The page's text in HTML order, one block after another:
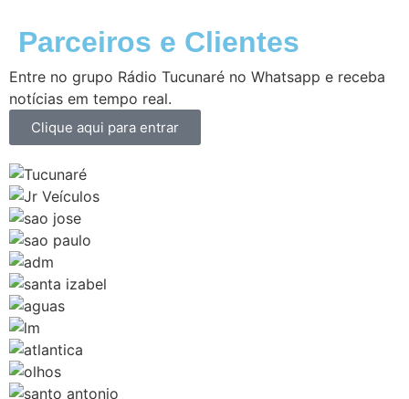
Parceiros e Clientes
Entre no grupo Rádio Tucunaré no Whatsapp e receba
notícias em tempo real.
Clique aqui para entrar